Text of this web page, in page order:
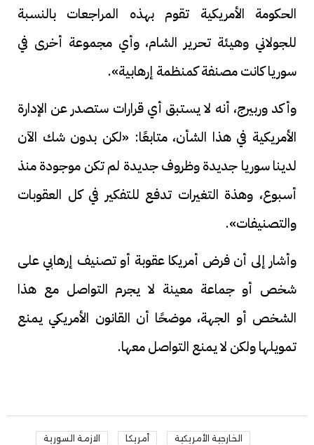
الحكومة الأمريكية تقوم بهذه المراجعات بالنسبة
للجولاني وهيئة تحرير الشام، وأي مجموعة أخرى في
سوريا كانت مصنفة كمنظمة إرهابية».
وأكد وربيرج، أنه لا يستبق أي قرارات ستصدر عن الإدارة
الأمريكية في هذا الشأن، متابعًا: «لكن بدون شك الآن
لدينا سوريا جديدة وظروف جديدة لم تكن موجودة منذ
أسبوع، وهذة التغيرات تدفع للتفكير في كل العقوبات
والتصنيفات».
وأشار إلى أن فرض أمريكا عقوبة أو تصنيف إرهابي على
شخص أو جماعة معينة لا يجرم التواصل مع هذا
الشخص أو الجهة، موضحًا أن القانون الأمريكي يمنع
تمويلها ولكن لا يمنع التواصل معها.
الخارجية الأمريكية أمريكا الازمة السورية